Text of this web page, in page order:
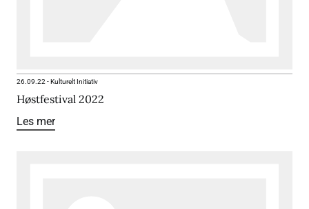
26.09.22 -Kulturelt Initiativ
Høstfestival 2022
Les mer